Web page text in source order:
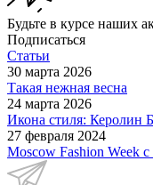
Будьте в курсе наших
Подписаться
Статьи
30 марта 2026
Такая нежная весна
24 марта 2026
Икона стиля: Керолин
27 февраля 2024
Moscow Fashion Week